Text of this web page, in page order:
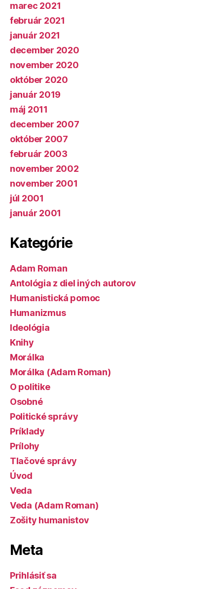
marec 2021
február 2021
január 2021
december 2020
november 2020
október 2020
január 2019
máj 2011
december 2007
október 2007
február 2003
november 2002
november 2001
júl 2001
január 2001
Kategórie
Adam Roman
Antológia z diel iných autorov
Humanistická pomoc
Humanizmus
Ideológia
Knihy
Morálka
Morálka (Adam Roman)
O politike
Osobné
Politické správy
Príklady
Prílohy
Tlačové správy
Úvod
Veda
Veda (Adam Roman)
Zošity humanistov
Meta
Prihlásiť sa